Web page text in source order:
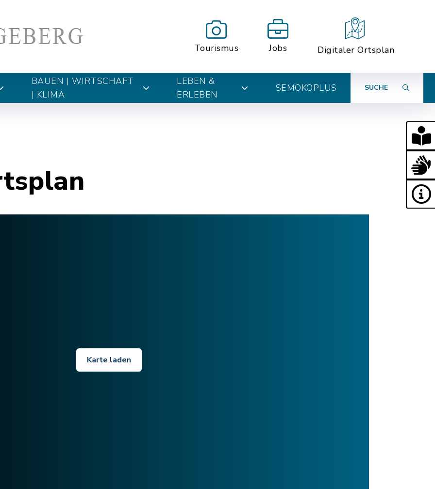
Tourismus Jobs Digitaler Ortsplan
BAUEN | WIRTSCHAFT
| KLIMA
LEBEN &
ERLEBEN
SEMOKOPLUS SUCHE
Karte laden